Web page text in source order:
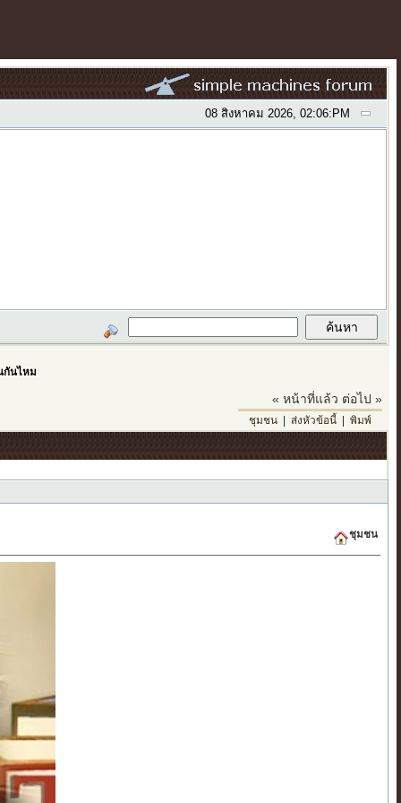
08 สิงหาคม 2026, 02:06:PM
กันไหม
« หน้าที่แล้ว ต่อไป »
ชุมชน| ส่งหัวข้อนี้| พิมพ์
ชุมชน